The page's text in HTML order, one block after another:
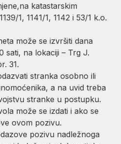
katastarskim
1, 1141/1, 1142 i 53/1 k.o.
može se izvršiti dana
sati, na lokaciji – Trg J.
31.
stranka osobno ili
a na uvid treba
stranke u postupku.
može se izdati i ako se
ovom pozivu.
pozivu nadležnoga